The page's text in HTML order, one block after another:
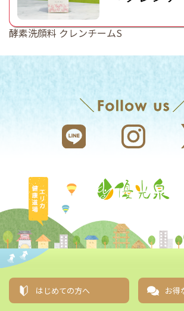
酵素洗顔料 クレンチームS
エリカ健康道場
はじめての方へ お得